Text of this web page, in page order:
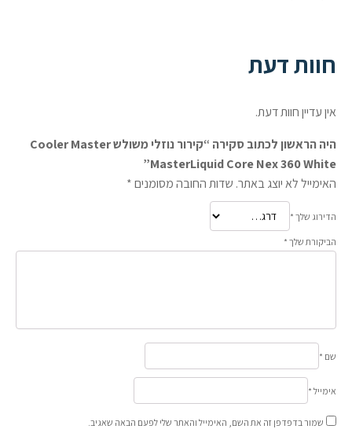
חוות דעת
אין עדיין חוות דעת.
היה הראשון לכתוב סקירה “קירור נוזלי משולש Cooler Master
MasterLiquid Core Nex 360 White”
האימייל לא יוצג באתר. שדות החובה מסומנים*
הדירוג שלך *
הביקורת שלך *
שם *
אימייל *
שמור בדפדפן זה את השם, האימייל והאתר שלי לפעם הבאה שאגיב.